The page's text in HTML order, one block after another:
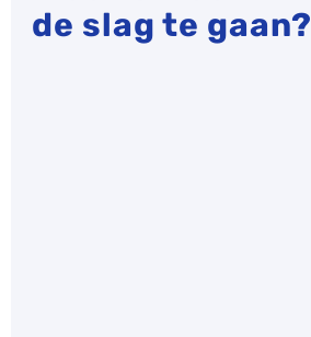
de slag te gaan?